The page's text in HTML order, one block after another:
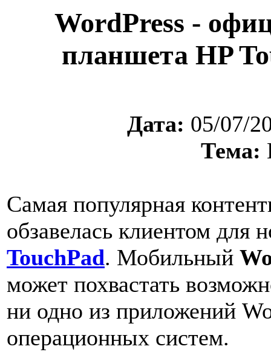
WordPress -
планшета HP
Дата: 05/07/
Тема:
Самая популярная
обзавелась клиентом для
TouchPad. Мобильный
может похвастать
ни одно из приложений
операционных систем.